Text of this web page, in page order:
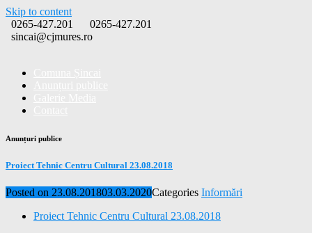
Skip to content
0265-427.201
0265-427.201
sincai@cjmures.ro
Anunțuri publice
Proiect Tehnic Centru Cultural 23.08.2018
Posted on 23.08.201803.03.2020Categories Informări
Proiect Tehnic Centru Cultural 23.08.2018